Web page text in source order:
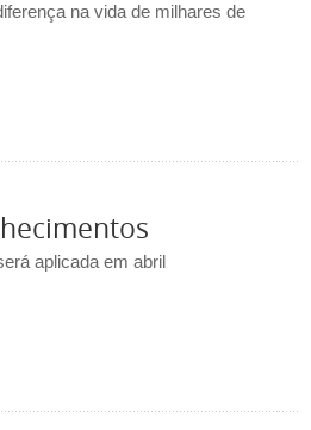
na vida de milhares de
aplicada em abril